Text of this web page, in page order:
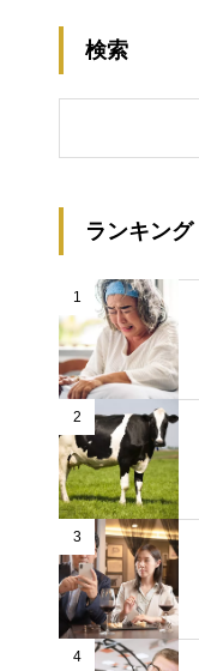
検索
ランキング
1
2
3
4